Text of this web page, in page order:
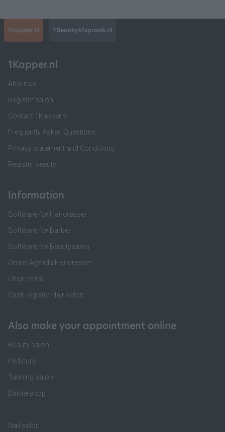
1Kapper.nl 1BeautyAfspraak.nl
1Kapper.nl
About us
Register salon
Contact 1Kapper.nl
Frequently Asked Questions
Privacy statement and Conditions
Register beauty
Information
Software for Hairdresser
Software for Barber
Software for Beautysalon
Online Agenda Hairdresser
Chair rental
Cash register Hair salon
Also make your appointment online
Beauty salon
Pedicure
Tanning salon
Barbershop
Nail salon